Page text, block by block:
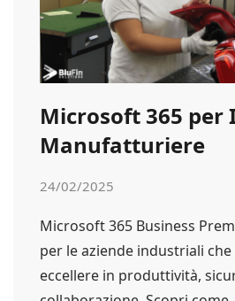
Microsoft 365 per
Manufatturiere
24/02/2025
Microsoft 365 Business
per le aziende industriali
eccellere in produttività,